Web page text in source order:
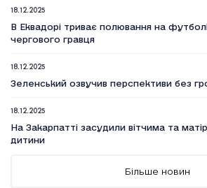
18.12.2025
В Еквадорі триває полювання на
чергового гравця
18.12.2025
Зеленський озвучив перспективи без
18.12.2025
На Закарпатті засудили вітчима та
дитини
Більше новин